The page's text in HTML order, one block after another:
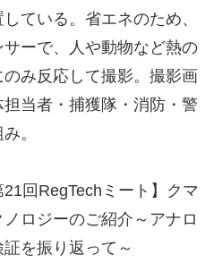
ている。省エネのため、
ーで、人や動物など熱の
み反応して撮影。撮影画
当者・捕獲隊・消防・警
。
21回RegTechミート】クマ
ロジーのご紹介～アナロ
を振り返って～